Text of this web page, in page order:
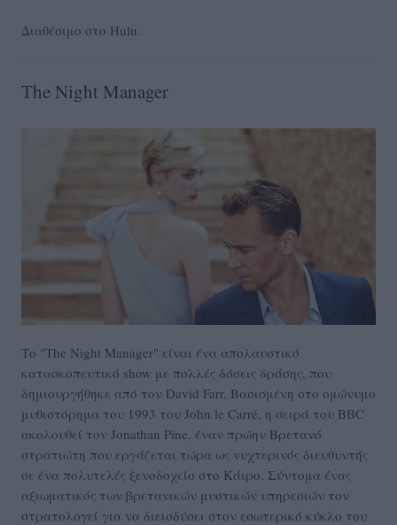
Διαθέσιμο στο Hulu.
The Night Manager
Το "The Night Manager" είναι ένα απολαυστικό
κατασκοπευτικό show με πολλές δόσεις δράσης, που
δημιουργήθηκε από τον David Farr. Βασισμένη στο ομώνυμο
μυθιστόρημα του 1993 του John le Carré, η σειρά του BBC
ακολουθεί τον Jonathan Pine, έναν πρώην Βρετανό
στρατιώτη που εργάζεται τώρα ως νυχτερινός διευθυντής
σε ένα πολυτελές ξενοδοχείο στο Κάιρο. Σύντομα ένας
αξιωματικός των βρετανικών μυστικών υπηρεσιών τον
στρατολογεί για να διεισδύσει στον εσωτερικό κύκλο του